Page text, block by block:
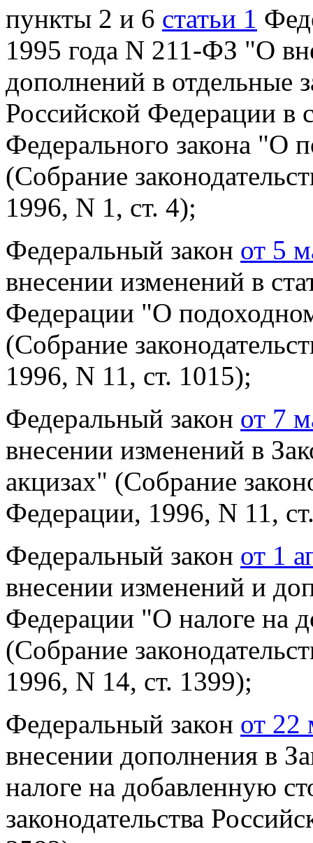
пункты 2 и 6 статьи 1
1995 года N 211-ФЗ "О
дополнений в отдельные
Российской Федерации в
Федерального закона "О
(Собрание
1996, N 1, ст. 4);
Федеральный закон от 5
внесении изменений в
Федерации "О
(Собрание
1996, N 11, ст. 1015);
Федеральный закон от 7
внесении изменений в
акцизах" (Собрание
Федерации, 1996, N 11,
Федеральный закон от 1
внесении изменений и
Федерации "О налоге на
(Собрание
1996, N 14, ст. 1399);
Федеральный закон от 22
внесении дополнения в
налоге на добавленную
законодательства